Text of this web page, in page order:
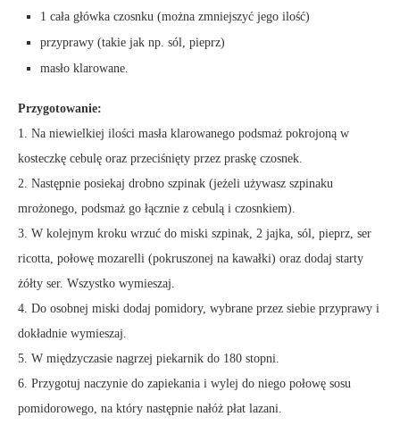
1 cała główka czosnku (można zmniejszyć jego ilość)
przyprawy (takie jak np. sól, pieprz)
masło klarowane.
Przygotowanie:
1. Na niewielkiej ilości masła klarowanego podsmaż pokrojoną w
kosteczkę cebulę oraz przeciśnięty przez praskę czosnek.
2. Następnie posiekaj drobno szpinak (jeżeli używasz szpinaku
mrożonego, podsmaż go łącznie z cebulą i czosnkiem).
3. W kolejnym kroku wrzuć do miski szpinak, 2 jajka, sól, pieprz, ser
ricotta, połowę mozarelli (pokruszonej na kawałki) oraz dodaj starty
żółty ser. Wszystko wymieszaj.
4. Do osobnej miski dodaj pomidory, wybrane przez siebie przyprawy i
dokładnie wymieszaj.
5. W międzyczasie nagrzej piekarnik do 180 stopni.
6. Przygotuj naczynie do zapiekania i wylej do niego połowę sosu
pomidorowego, na który następnie nałóż płat lazani.